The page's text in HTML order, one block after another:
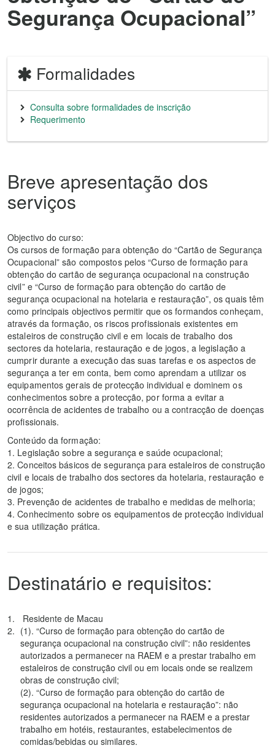
Segurança Ocupacional”
Formalidades
Consulta sobre formalidades de inscrição
Requerimento
Breve apresentação dos
serviços
Objectivo do curso:
Os cursos de formação para obtenção do “Cartão de Segurança
Ocupacional” são compostos pelos “Curso de formação para
obtenção do cartão de segurança ocupacional na construção
civil” e “Curso de formação para obtenção do cartão de
segurança ocupacional na hotelaria e restauração”, os quais têm
como principais objectivos permitir que os formandos conheçam,
através da formação, os riscos profissionais existentes em
estaleiros de construção civil e em locais de trabalho dos
sectores da hotelaria, restauração e de jogos, a legislação a
cumprir durante a execução das suas tarefas e os aspectos de
segurança a ter em conta, bem como aprendam a utilizar os
equipamentos gerais de protecção individual e dominem os
conhecimentos sobre a protecção, por forma a evitar a
ocorrência de acidentes de trabalho ou a contracção de doenças
profissionais.
Conteúdo da formação:
1. Legislação sobre a segurança e saúde ocupacional;
2. Conceitos básicos de segurança para estaleiros de construção
civil e locais de trabalho dos sectores da hotelaria, restauração e
de jogos;
3. Prevenção de acidentes de trabalho e medidas de melhoria;
4. Conhecimento sobre os equipamentos de protecção individual
e sua utilização prática.
Destinatário e requisitos:
Residente de Macau
(1). “Curso de formação para obtenção do cartão de
segurança ocupacional na construção civil”: não residentes
autorizados a permanecer na RAEM e a prestar trabalho em
estaleiros de construção civil ou em locais onde se realizem
obras de construção civil;
(2). “Curso de formação para obtenção do cartão de
segurança ocupacional na hotelaria e restauração”: não
residentes autorizados a permanecer na RAEM e a prestar
trabalho em hotéis, restaurantes, estabelecimentos de
comidas/bebidas ou similares.